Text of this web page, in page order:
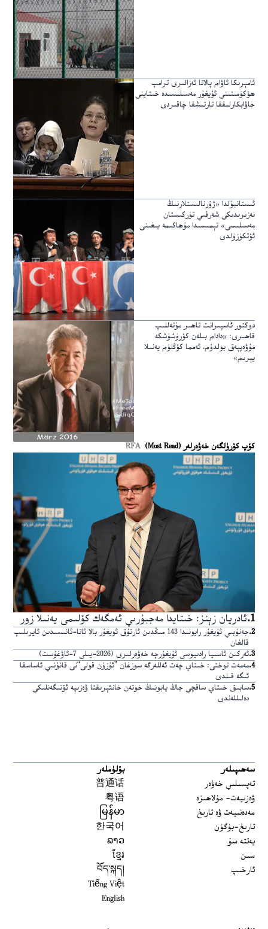
ئامېرىكا ئاۋام پالاتا ئەزالىرى ترامپ
ھۆكۈمىتىنى ئۇيغۇر مەسىلىسىدە خىتاينى
جاۋابكارلىققا تارتىشقا چاقىردى
ئىستانبۇلدا «ژۇرنالىستلارنىڭ
نەزىرىدىكى شەرقىي تۈركىستان
مەسىلىسى» تېمىسىدا مۇھاكىمە يىغىنى
ئۆتكۈزۈلدى
دوكتور ئاسپىرانت تاھىر مۇتەللىپ
قاھىرى: «دادام بىلەن كۆرۈشۈشكە
مۇۋەپپەق بولدۇم، ئەمما كۆڭلۈم يەنىلا
يېرىم»
كۆپ كۆرۈلگەن خەۋەرلەر (Most Read) RFA
1
.ئادريان زېنز: خىتايدا مەجبۇرىي ئەمگەك كۆلىمى يەنىلا زور
2
.
جەنۇبىي ئۇيغۇر رايونىدا 143 مىڭدىن ئارتۇق ئويغۇر بالا ئاتا-ئانىسىدىن ئايرىلىپ
قالغان
3
.ئەركىن ئاسىيا رادىيوسى ئۇيغۇرچە خەۋەرلىرى (2026-يىلى 7-ئاۋغۇست)
4
.مەمەت توختى: خىتاي چەت ئەللەرگە سوزغان ”ئۇزۇن قولى“نى قانۇنىي ئاساسقا
ئىگە قىلدى
5
.سابىق خىتاي ساقچى جاڭ يابونىڭ خوتەن خانئېرىقتا ۋەزىپە ئۆتىگەنلىكى
دەلىللەندى
سەھىپىلەر
تەپسىلىي خەۋەر
ۋەزىيەت- مۇلاھىزە
مەدەنىيەت ۋە تارىخ
تارىخ-بۈگۈن
يەتتە سۇ
سىن
ئارخىپ
بۆلۈملەر
普通话
粤语
မြန်မာ
한국어
ລາວ
ខ្មែរ
བོད་སྐད།
Tiếng Việt
English